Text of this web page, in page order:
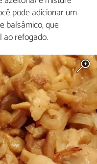
pode adicionar um
balsâmico, que
refogado.